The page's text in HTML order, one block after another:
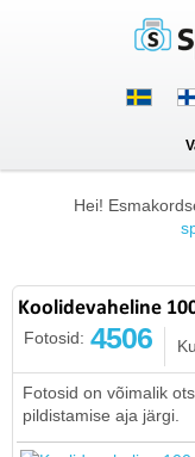
Hei!
Koolidevaheline
Fotosid: 4506
Fotosid on võimalik
pildistamise aja järgi.